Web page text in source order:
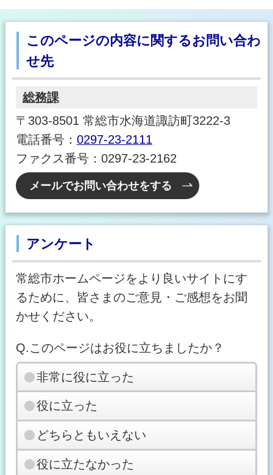
このページの内容に関するお問い合わ
せ先
総務課
〒303-8501 常総市水海道諏訪町3222-3
電話番号： 0297-23-2111
ファクス番号：0297-23-2162
メールでお問い合わせをする
アンケート
常総市ホームページをより良いサイトにす
るために、皆さまのご意見・ご感想をお聞
かせください。
Q.このページはお役に立ちましたか？
非常に役に立った
役に立った
どちらともいえない
役に立たなかった